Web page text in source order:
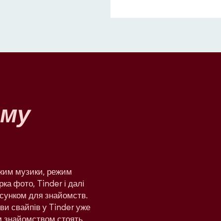
музики, режим
фото, Tinder і далі
для знайомств.
свайпів у Tinder уже
знайомством стоять